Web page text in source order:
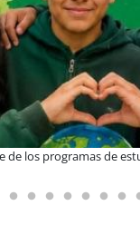
un equipo de 10
El Abra